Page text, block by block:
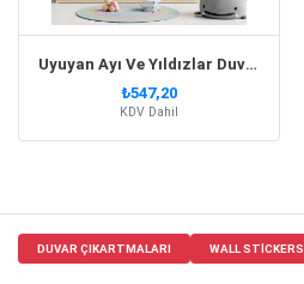
Uyuyan Ayı Ve Yıldızlar Duvar Sticker
₺547,20
KDV Dahil
DUVAR ÇIKARTMALARI WALL STICKERS